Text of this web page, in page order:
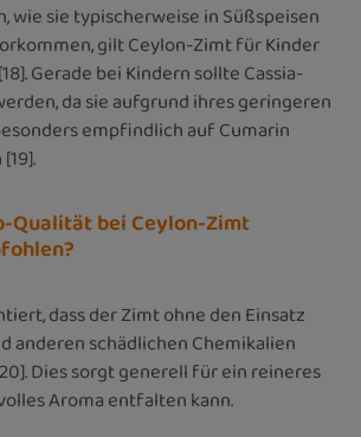
wie sie typischerweise in Süßspeisen
gilt Ceylon-Zimt für Kinder
Gerade bei Kindern sollte Cassia-
da sie aufgrund ihres geringeren
empfindlich auf Cumarin
Qualität bei Ceylon-Zimt
dass der Zimt ohne den Einsatz
anderen schädlichen Chemikalien
Dies sorgt generell für ein reineres
Aroma entfalten kann.